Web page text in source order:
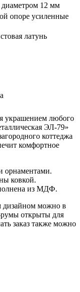
12 мм
опоре усиленные
латунь
украшением любого
ЭЛ-79»
коттеджа
комфортное
орнаментами.
ковкой.
из МДФ.
дизайном можно в
открыты для
заказ также можно